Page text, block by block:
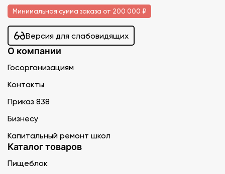
Минимальная сумма заказа от 200 000 ₽
Версия для слабовидящих
О компании
Госорганизациям
Контакты
Приказ 838
Бизнесу
Капитальный ремонт школ
Каталог товаров
Пищеблок